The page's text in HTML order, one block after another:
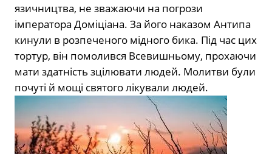
язичництва, не зважаючи на погрози
імператора Доміціана. За його наказом Антипа
кинули в розпеченого мідного бика. Під час цих
тортур, він помолився Всевишньому, прохаючи
мати здатність зцілювати людей. Молитви були
почуті й мощі святого лікували людей.